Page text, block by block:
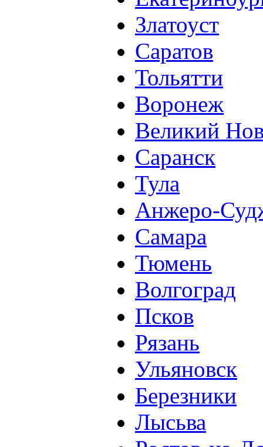
Златоуст
Саратов
Тольятти
Воронеж
Великий
Саранск
Тула
Анжеро-
Самара
Тюмень
Волгоград
Псков
Рязань
Ульяновск
Березники
Лысьва